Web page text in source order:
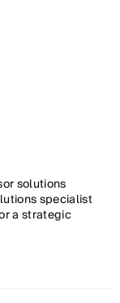
solutions
specialist
a strategic